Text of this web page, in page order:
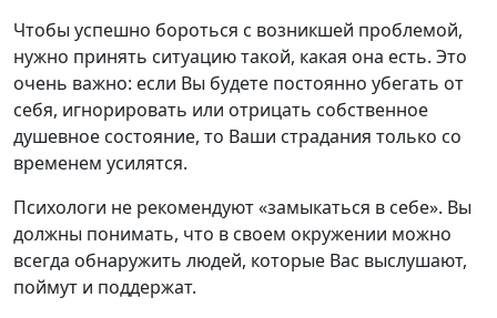
Чтобы успешно бороться с возникшей проблемой,
нужно принять ситуацию такой, какая она есть. Это
очень важно: если Вы будете постоянно убегать от
себя, игнорировать или отрицать собственное
душевное состояние, то Ваши страдания только со
временем усилятся.
Психологи не рекомендуют «замыкаться в себе». Вы
должны понимать, что в своем окружении можно
всегда обнаружить людей, которые Вас выслушают,
поймут и поддержат.